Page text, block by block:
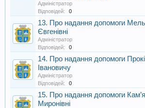
Адміністратор
Відповідей:
0
13. Про надання допомоги
Євгенівні
Адміністратор
Відповідей:
0
14. Про надання допомоги
Івановичу
Адміністратор
Відповідей:
0
15. Про надання допомоги
Миронівні